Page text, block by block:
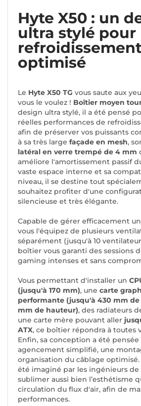
Hyte X50 : un
ultra stylé pour
optimisé
Le Hyte X50 TG vous saute aux
vous le voulez ! Boîtier moyen
design ultra stylé, il a été pensé
réelles performances de
afin de préserver vos puissants
à sa très large façade en mesh,
latéral en verre trempé de 4 mm
améliore l'amortissement passif
vaste espace interne et sa
niveau, il se destine tout
souhaitez profiter d'une
silencieuse et très élégante.
Capable de gérer efficacement un
vous l'équipez de plusieurs
séparément (jusqu'à 10
boîtier vous garanti des sessions
gaming intenses et sans
Vous permettant d'installer un
(jusqu'à 170 mm), une carte
performante (jusqu'à 430 mm de
mm de hauteur), des radiateurs
une carte mère pouvant aller
ATX, ce boîtier répondra à toutes
Enfin, sa conception a été
agencement simplifié, une
organisation du câblage optimisé.
été imaginé par les ingénieurs de
sublimer aussi bien l’esthétisme
circulation du flux d'air, afin de
performances.